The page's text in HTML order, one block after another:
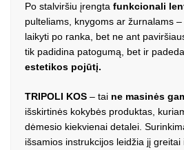
Po stalviršiu įrengta funkcionali
pulteliams, knygoms ar žurnalams
laikyti po ranka, bet ne ant
tik padidina patogumą, bet ir
estetikos pojūtį.
TRIPOLI KOS – tai ne masinės
išskirtinės kokybės produktas,
dėmesio kiekvienai detalei.
išsamios instrukcijos leidžia jį